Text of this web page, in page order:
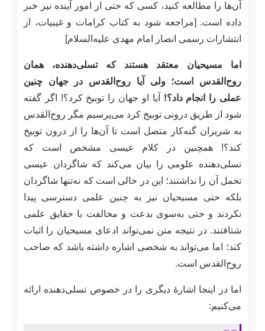
آن‌ها را مطالعه کنید، کسی که حتی از امور آینده نیز خبر
داده است. [مراجعه شود به کتاب کرامات و غیبیات، از
انتشارات رسمی انصار امام مهدی علیه‌السلام]
اما مسیحیان معتقد هستند که تسلی‌دهنده، همان
روح‌القدس است؛ ولی آیا روح‌القدس در جهان چنین
عملی را انجام داد؟! آیا او جهان را توبیخ کرد؟! اگر گفته
شود از طریق درونی توبیخ کرد می‌پرسیم مگر روح‌القدس
به شریران گنه‌کار متصل است تا آن‌ها را از درون توبیخ
کند؟! همچنین در کلام عیسی مشخص است که
تسلی‌دهنده علومی را بیان می‌کند که شاگردان عیسی
تحمل آن را نداشتند؛ این در حالی است که نه‌تنها شاگردان
بلکه حتی مسیحیان نیز به چنین علمی دسترسی پیدا
نکردند و حتی به‌سوی بدعت و مخالفت با حقایق علمی
شتافتند. در نتیجه متن نمی‌تواند ادعای مسیحیان را اثبات
کند؛ اما می‌تواند به شخصی اشاره داشته باشد که صاحب
روح‌القدس است.
اما در اینجا اشارۀ دیگری را در خصوص تسلی‌دهنده ارائه
می‌کنیم: